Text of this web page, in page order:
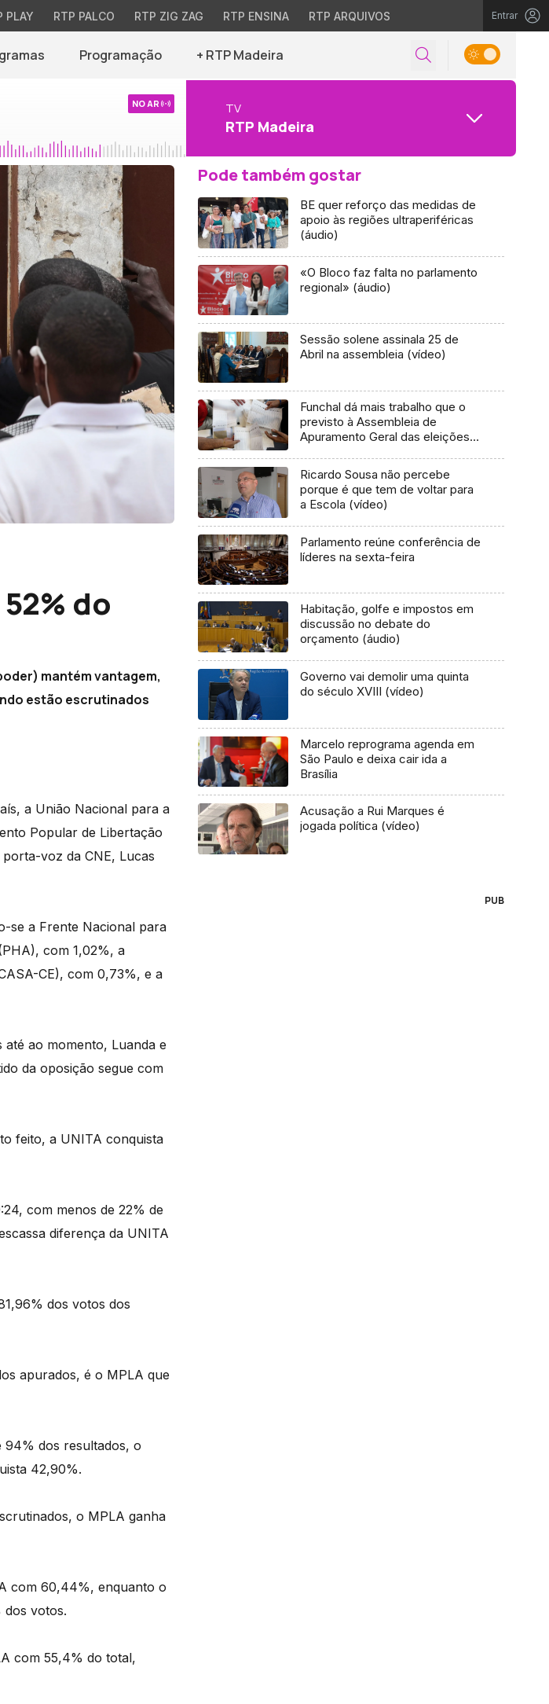
PLAY RTP PALCO RTP ZIG ZAG RTP ENSINA RTP ARQUIVOS Entrar
Programação + RTP Madeira
NO AR TV
RTP Madeira
do
mantém vantagem,
estão escrutinados
a União Nacional para a
Popular de Libertação
voz da CNE, Lucas
se a Frente Nacional para
com 1,02%, a
CE), com 0,73%, e a
ao momento, Luanda e
da oposição segue com
feito, a UNITA conquista
com menos de 22% de
diferença da UNITA
dos votos dos
apurados, é o MPLA que
94% dos resultados, o
42,90%.
o MPLA ganha
com 60,44%, enquanto o
dos votos.
com 55,4% do total,
Pode também gostar
BE quer reforço das medidas de
apoio às regiões ultraperiféricas
(áudio)
«O Bloco faz falta no parlamento
regional» (áudio)
Sessão solene assinala 25 de
Abril na assembleia (vídeo)
Funchal dá mais trabalho que o
previsto à Assembleia de
Apuramento Geral das eleições
Ricardo Sousa não percebe
porque é que tem de voltar para
a Escola (vídeo)
Parlamento reúne conferência de
líderes na sexta-feira
Habitação, golfe e impostos em
discussão no debate do
orçamento (áudio)
Governo vai demolir uma quinta
do século XVIII (vídeo)
Marcelo reprograma agenda em
São Paulo e deixa cair ida a
Brasília
Acusação a Rui Marques é
jogada política (vídeo)
PUB